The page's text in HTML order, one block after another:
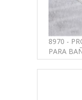
8970 -
PARA